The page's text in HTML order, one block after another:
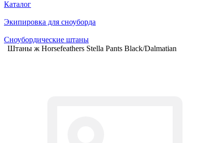
Каталог
Экипировка для сноуборда
Сноубордические штаны
Штаны ж Horsefeathers Stella Pants Black/Dalmatian